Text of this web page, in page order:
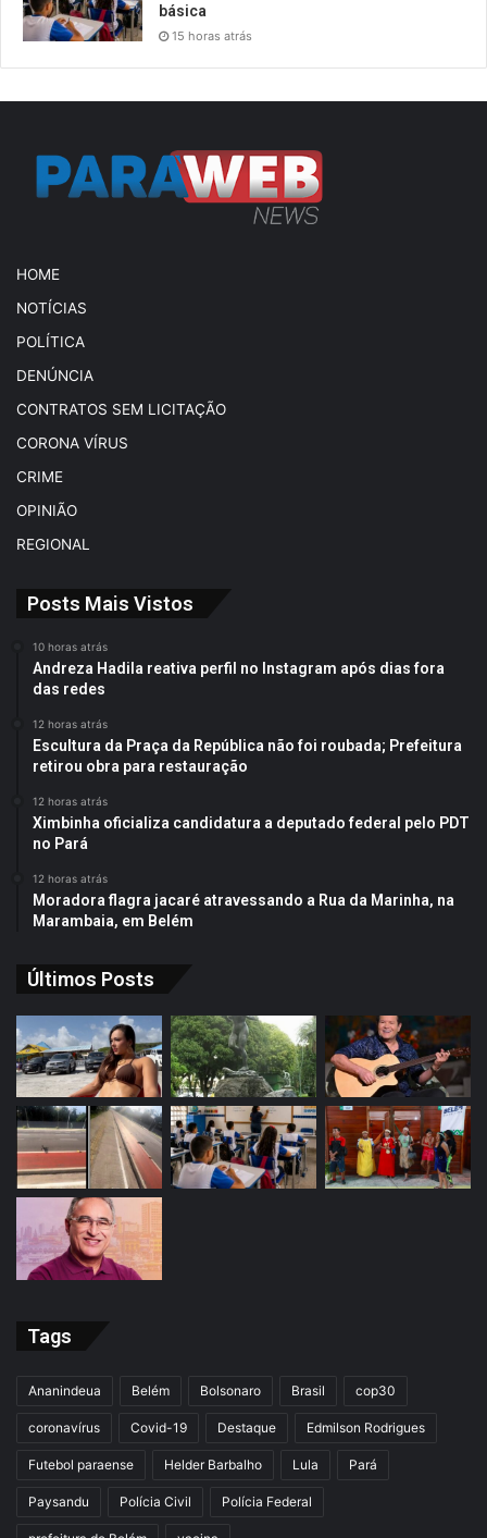
básica
15 horas atrás
HOME
NOTÍCIAS
POLÍTICA
DENÚNCIA
CONTRATOS SEM LICITAÇÃO
CORONA VÍRUS
CRIME
OPINIÃO
REGIONAL
Posts Mais Vistos
10 horas atrás
Andreza Hadila reativa perfil no Instagram após dias fora
das redes
12 horas atrás
Escultura da Praça da República não foi roubada; Prefeitura
retirou obra para restauração
12 horas atrás
Ximbinha oficializa candidatura a deputado federal pelo PDT
no Pará
12 horas atrás
Moradora flagra jacaré atravessando a Rua da Marinha, na
Marambaia, em Belém
Últimos Posts
Tags
Ananindeua Belém Bolsonaro Brasil cop30
coronavírus Covid-19 Destaque Edmilson Rodrigues
Futebol paraense Helder Barbalho Lula Pará
Paysandu Polícia Civil Polícia Federal